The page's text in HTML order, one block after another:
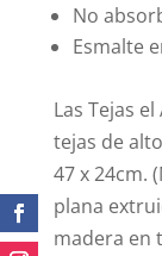
No
Esmalte
Las Tejas
tejas de
47 x 24cm.
plana
madera en